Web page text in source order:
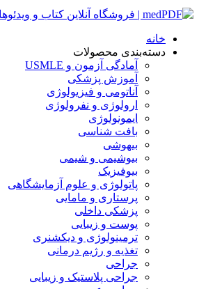
خانه
دسته‌بندی محصولات
آمادگی آزمون و USMLE
آموزش پزشکی
آناتومی و فیزیولوژی
ارولوژی و نفرولوژی
ایمونولوژی
بافت شناسی
بیهوشی
بیوشیمی و شیمی
بیوفیزیک
پاتولوژی و علوم آزمایشگاهی
پرستاری و مامایی
پزشکی داخلی
پوست و زیبایی
ترمینولوژی و دیکشنری
تغذیه و رژیم درمانی
جراحی
جراحی پلاستیک و زیبایی